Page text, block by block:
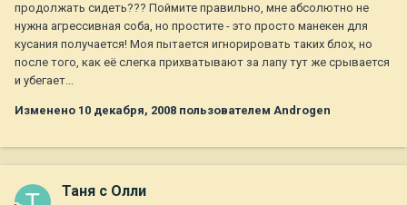
продолжать сидеть??? Поймите правильно, мне абсолютно не
нужна агрессивная соба, но простите - это просто манекен для
кусания получается! Моя пытается игнорировать таких блох, но
после того, как её слегка прихватывают за лапу тут же срывается
и убегает...
Изменено 10 декабря, 2008 пользователем Androgen
Таня с Олли